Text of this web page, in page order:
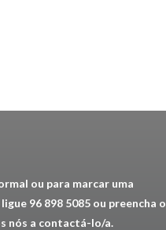
ou para marcar uma
96 898 5085 ou preencha o
nós a contactá-lo/a.